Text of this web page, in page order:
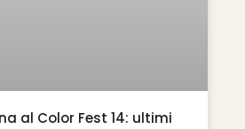
al Color Fest 14: ultimi